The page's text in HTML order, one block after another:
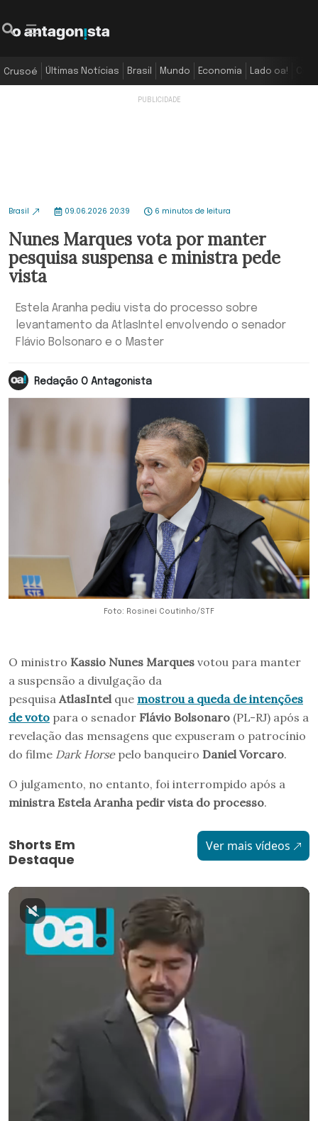
Crusoé Últimas Notícias Brasil Mundo Economia Lado oa!
Brasil 09.06.2026 20:39 6 minutos de leitura
Nunes Marques vota por manter
pesquisa suspensa e ministra pede
vista
Estela Aranha pediu vista do processo sobre
levantamento da AtlasIntel envolvendo o senador
Flávio Bolsonaro e o Master
Redação O Antagonista
Foto: Rosinei Coutinho/STF
O ministro Kassio Nunes Marques votou para manter
a suspensão a divulgação da
pesquisa AtlasIntel que mostrou a queda de intenções
de voto para o senador Flávio Bolsonaro (PL-RJ) após a
revelação das mensagens que expuseram o patrocínio
do filme Dark Horsepelo banqueiro Daniel Vorcaro.
O julgamento, no entanto, foi interrompido após a
ministra Estela Aranha pedir vista do processo.
Shorts Em
Destaque
Ver mais vídeos